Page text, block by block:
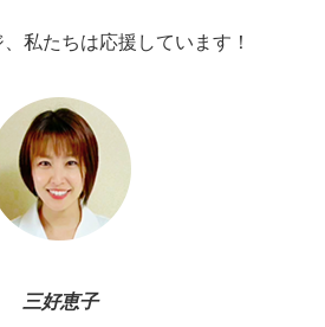
私たちは応援しています！
三好恵子